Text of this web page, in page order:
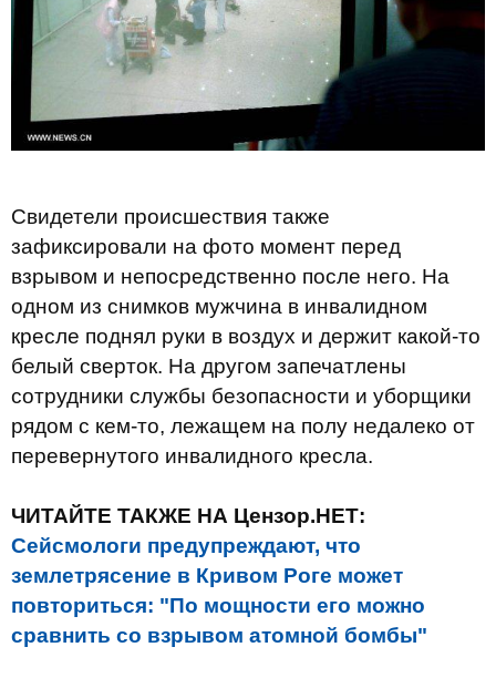
Свидетели происшествия также
зафиксировали на фото момент перед
взрывом и непосредственно после него. На
одном из снимков мужчина в инвалидном
кресле поднял руки в воздух и держит какой-то
белый сверток. На другом запечатлены
сотрудники службы безопасности и уборщики
рядом с кем-то, лежащем на полу недалеко от
перевернутого инвалидного кресла.
ЧИТАЙТЕ ТАКЖЕ НА Цензор.НЕТ:
Сейсмологи предупреждают, что
землетрясение в Кривом Роге может
повториться: "По мощности его можно
сравнить со взрывом атомной бомбы"